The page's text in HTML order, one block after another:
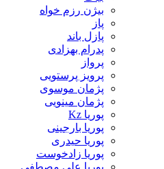
بیژن رزم خواه
پاز
پازل باند
پدرام بهزادی
پرواز
پرویز پرستویی
پژمان موسوی
پژمان مینویی
پوریا Kz
پوریا بارجینی
پوریا حیدری
پوریا زادخوست